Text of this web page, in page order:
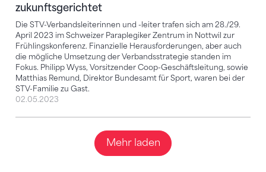
zukunftsgerichtet
Die STV-Verbandsleiterinnen und -leiter trafen sich am 28./29.
April 2023 im Schweizer Paraplegiker Zentrum in Nottwil zur
Frühlingskonferenz. Finanzielle Herausforderungen, aber auch
die mögliche Umsetzung der Verbandsstrategie standen im
Fokus. Philipp Wyss, Vorsitzender Coop-Geschäftsleitung, sowie
Matthias Remund, Direktor Bundesamt für Sport, waren bei der
STV-Familie zu Gast.
02.05.2023
Mehr laden